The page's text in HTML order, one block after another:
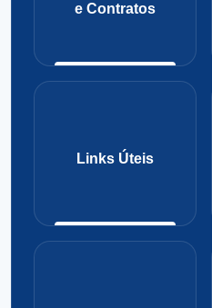
e Contratos
Links Úteis